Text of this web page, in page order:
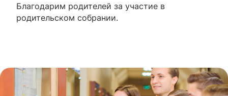
Благодарим родителей за участие в
родительском собрании.